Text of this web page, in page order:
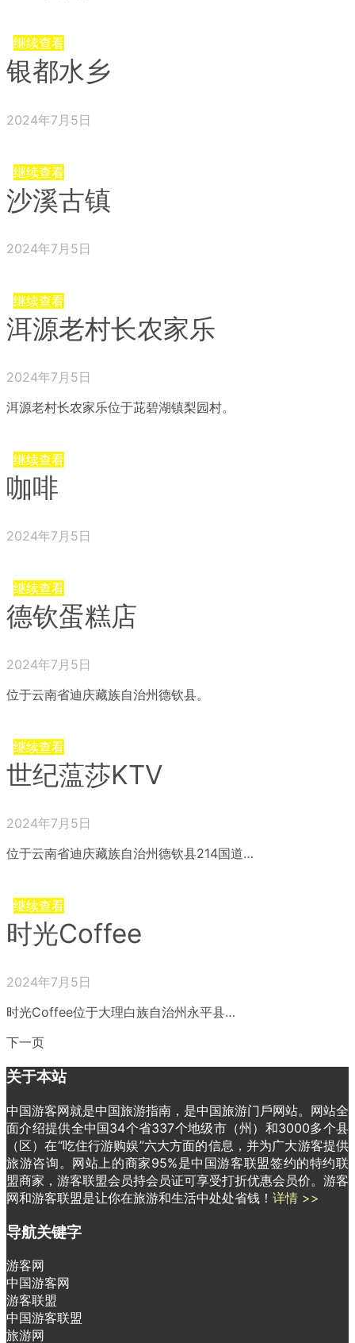
继续查看
银都水乡
2024年7月5日
继续查看
沙溪古镇
2024年7月5日
继续查看
洱源老村长农家乐
2024年7月5日
洱源老村长农家乐位于茈碧湖镇梨园村。
继续查看
咖啡
2024年7月5日
继续查看
德钦蛋糕店
2024年7月5日
位于云南省迪庆藏族自治州德钦县。
继续查看
世纪蕰莎KTV
2024年7月5日
位于云南省迪庆藏族自治州德钦县214国道…
继续查看
时光Coffee
2024年7月5日
时光Coffee位于大理白族自治州永平县…
下一页
关于本站
中国游客网就是中国旅游指南，是中国旅游门戶网站。网站全
面介绍提供全中国34个省337个地级市（州）和3000多个县
（区）在“吃住行游购娱”六大方面的信息，并为广大游客提供
旅游咨询。网站上的商家95%是中国游客联盟签约的特约联
盟商家，游客联盟会员持会员证可享受打折优惠会员价。游客
网和游客联盟是让你在旅游和生活中处处省钱！ 详情 >>
导航关键字
游客网
中国游客网
游客联盟
中国游客联盟
旅游网